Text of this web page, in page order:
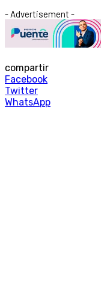
- Advertisement -
compartir
Facebook
Twitter
WhatsApp